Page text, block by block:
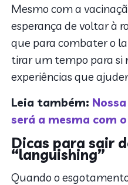
Mesmo com a
esperança de voltar à
que para combater o
tirar um tempo para si
experiências que
Leia também:
será a mesma com
Dicas para sair
“languishing”
Quando o